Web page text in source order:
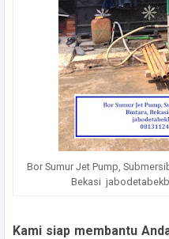
Bor Sumur Jet Pump,
Bekasi
Kami siap membantu